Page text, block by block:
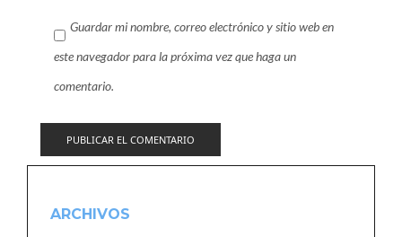
Guardar mi nombre, correo electrónico y sitio web en
este navegador para la próxima vez que haga un
comentario.
ARCHIVOS